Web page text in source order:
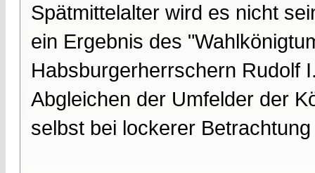
Spätmittelalter wird es nicht
ein Ergebnis des
Habsburgerherrschern Rudolf
Abgleichen der Umfelder der
selbst bei lockerer